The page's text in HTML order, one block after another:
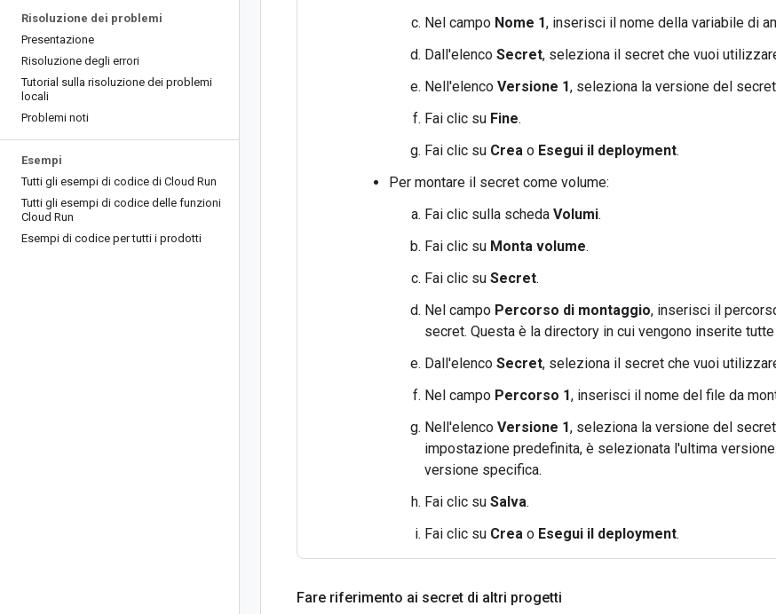
Risoluzione dei problemi
Presentazione
Risoluzione degli errori
Tutorial sulla risoluzione dei problemi
locali
Problemi noti
Esempi
Tutti gli esempi di codice di Cloud Run
Tutti gli esempi di codice delle funzioni
Cloud Run
Esempi di codice per tutti i prodotti
Nel campo Nome 1, inserisci il nome della variabile di
Dall'elenco Secret, seleziona il secret che vuoi
Nell'elenco Versione 1, seleziona la versione del
Fai clic su Fine.
Fai clic su Crea o Esegui il deployment.
Per montare il secret come volume:
Fai clic sulla scheda Volumi.
Fai clic su Monta volume.
Fai clic su Secret.
Nel campo Percorso di montaggio, inserisci il
secret. Questa è la directory in cui vengono inserite
Dall'elenco Secret, seleziona il secret che vuoi
Nel campo Percorso 1, inserisci il nome del file da
Nell'elenco Versione 1, seleziona la versione del
impostazione predefinita, è selezionata l'ultima
versione specifica.
Fai clic su Salva.
Fai clic su Crea o Esegui il deployment.
Fare riferimento ai secret di altri progetti